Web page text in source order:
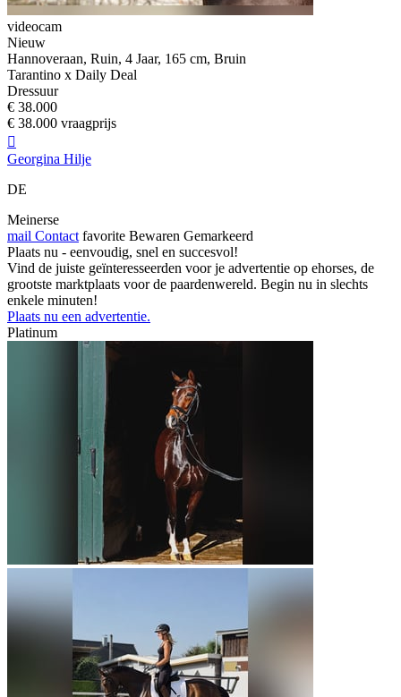
videocam
Nieuw
Hannoveraan, Ruin, 4 Jaar, 165 cm, Bruin
Tarantino x Daily Deal
Dressuur
€ 38.000
€ 38.000 vraagprijs

Georgina Hilje
DE
Meinerse
mail Contact favorite Bewaren Gemarkeerd
Plaats nu - eenvoudig, snel en succesvol!
Vind de juiste geïnteresseerden voor je advertentie op ehorses, de
grootste marktplaats voor de paardenwereld. Begin nu in slechts
enkele minuten!
Plaats nu een advertentie.
Platinum